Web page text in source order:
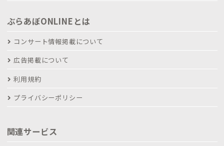
ぶらあぼONLINEとは
コンサート情報掲載について
広告掲載について
利用規約
プライバシーポリシー
関連サービス